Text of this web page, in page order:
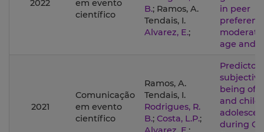
2022
em evento
científico
B.; Ramos, A.
Tendais, I.
Alvarez, E.;
in peer
age and
2021
Comunicação
em evento
científico
Ramos, A.
Tendais, I.
Rodrigues, R.
B.; Costa, L.P.;
being of
and
during